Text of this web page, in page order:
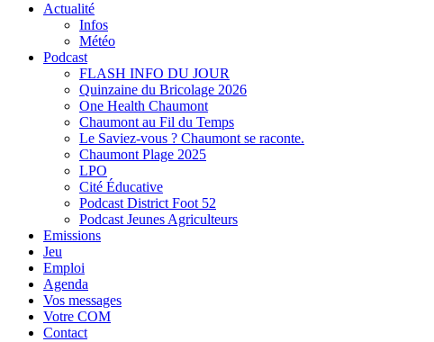
Actualité
Infos
Météo
Podcast
FLASH INFO DU JOUR
Quinzaine du Bricolage 2026
One Health Chaumont
Chaumont au Fil du Temps
Le Saviez-vous ? Chaumont se raconte.
Chaumont Plage 2025
LPO
Cité Éducative
Podcast District Foot 52
Podcast Jeunes Agriculteurs
Emissions
Jeu
Emploi
Agenda
Vos messages
Votre COM
Contact